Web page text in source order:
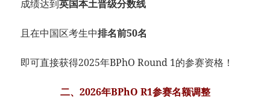
成绩达到英国本土晋级分数线
且在中国区考生中排名前50名
即可直接获得2025年BPhO Round 1的参赛资格！
二、2026年BPhO R1参赛名额调整